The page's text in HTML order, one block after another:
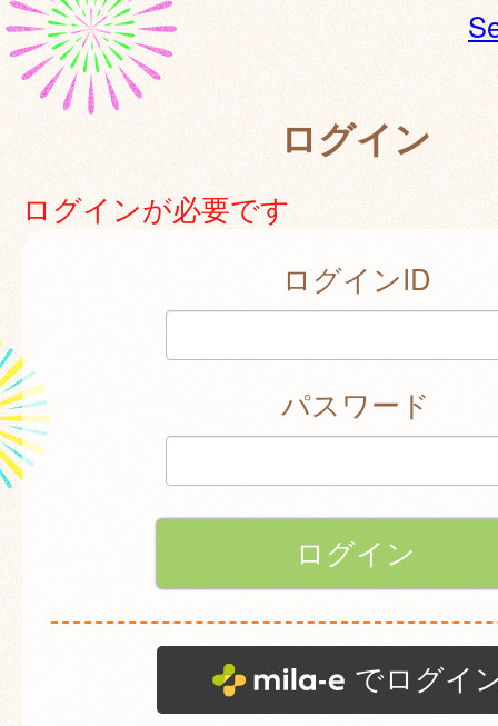
ログイン
ログインが必要です
ログインID
パスワード
でログイ